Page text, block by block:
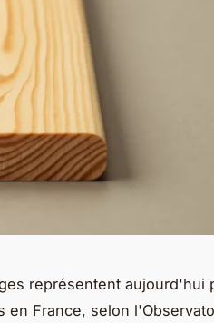
représentent aujourd'hui
en France, selon